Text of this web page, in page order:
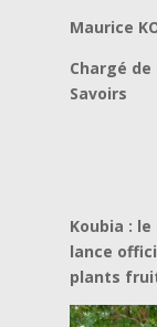
Maurice
Chargé
Savoirs
Koubia : le
lance
plants